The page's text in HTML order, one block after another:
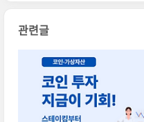
관련글